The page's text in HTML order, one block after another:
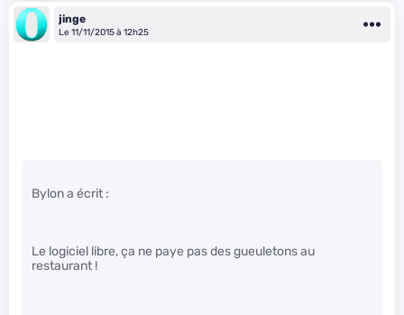
jinge
Le 11/11/2015 à 12h25
Bylon a écrit :
Le logiciel libre, ça ne paye pas des gueuletons au
restaurant !